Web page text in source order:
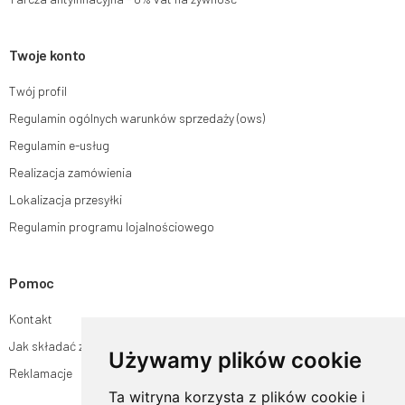
Używamy plików cookie
Ta witryna korzysta z plików cookie i
Twoje konto
Twój profil
Regulamin ogólnych warunków sprzedaży (ows)
Regulamin e-usług
Realizacja zamówienia
Lokalizacja przesyłki
Regulamin programu lojalnościowego
Pomoc
Kontakt
Jak składać zamówienia w sklepie ogrodyhildegardy.pl?
Reklamacje